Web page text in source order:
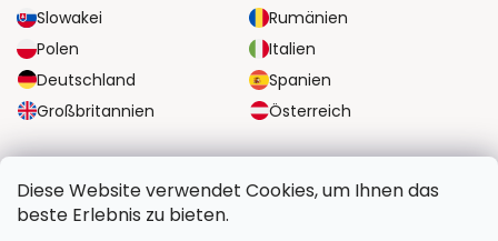
Diese Website verwendet Cookies, um Ihnen das
beste Erlebnis zu bieten.
Slowakei
Rumänien
Polen
Italien
Deutschland
Spanien
Großbritannien
Österreich